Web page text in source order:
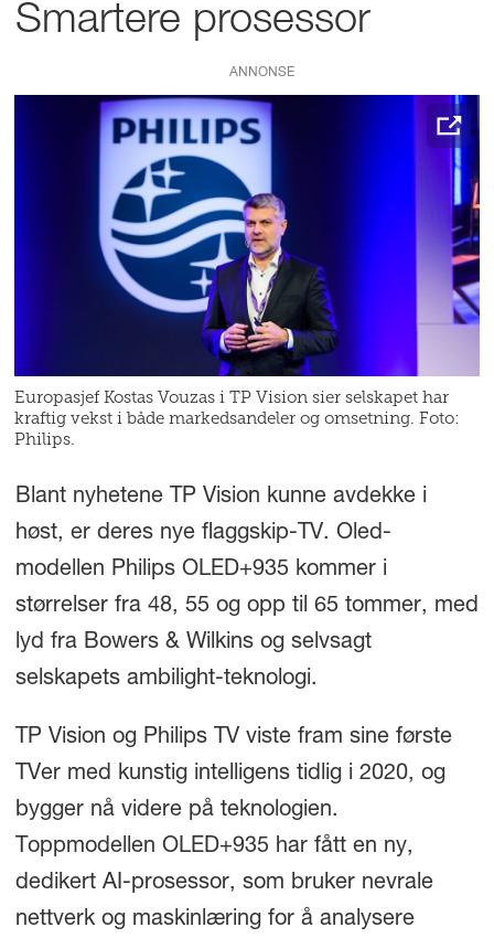
Smartere prosessor
ANNONSE
Europasjef Kostas Vouzas i TP Vision sier selskapet har
kraftig vekst i både markedsandeler og omsetning. Foto:
Philips.
Blant nyhetene TP Vision kunne avdekke i
høst, er deres nye flaggskip-TV. Oled-
modellen Philips OLED+935 kommer i
størrelser fra 48, 55 og opp til 65 tommer, med
lyd fra Bowers & Wilkins og selvsagt
selskapets ambilight-teknologi.
TP Vision og Philips TV viste fram sine første
TVer med kunstig intelligens tidlig i 2020, og
bygger nå videre på teknologien.
Toppmodellen OLED+935 har fått en ny,
dedikert AI-prosessor, som bruker nevrale
nettverk og maskinlæring for å analysere